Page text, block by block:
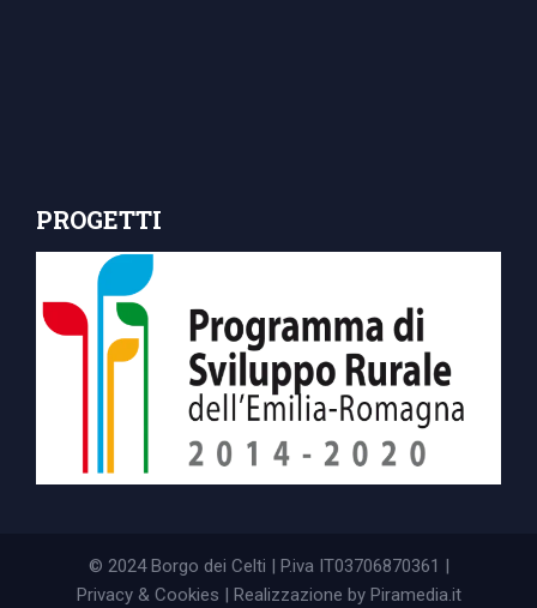
PROGETTI
© 2024 Borgo dei Celti | P.iva IT03706870361 |
Privacy & Cookies | Realizzazione by Piramedia.it